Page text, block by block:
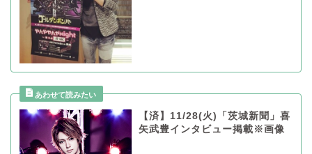
【済】11/28(火)「茨城新聞」喜
矢武豊インタビュー掲載※画像